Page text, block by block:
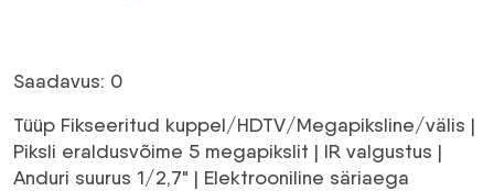
oli:
2550,51 €.2065,92 €.
Saadavus: 0
Tüüp Fikseeritud kuppel/HDTV/Megapiksline/välis |
Piksli eraldusvõime 5 megapikslit | IR valgustus |
Anduri suurus 1/2,7" | Elektrooniline säriaega